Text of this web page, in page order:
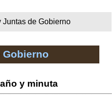
Juntas de Gobierno
y minuta